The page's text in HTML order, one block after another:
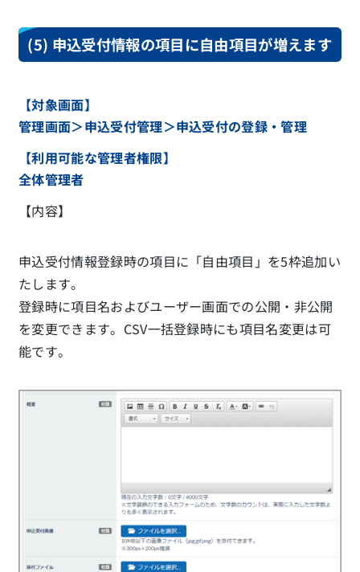
(5) 申込受付情報の項目に自由項目が増えます
【対象画面】
管理画面＞申込受付管理＞申込受付の登録・管理
【利用可能な管理者権限】
全体管理者
【内容】
申込受付情報登録時の項目に「自由項目」を5枠追加い
たします。
登録時に項目名およびユーザー画面での公開・非公開
を変更できます。CSV一括登録時にも項目名変更は可
能です。